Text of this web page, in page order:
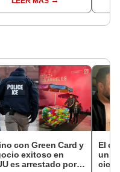
'ciudades
que protegen
con Green Card y
exitoso en
es arrestado por
El
un